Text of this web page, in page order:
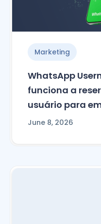
Marketing
WhatsApp
funciona a
usuário para
June 8, 2026